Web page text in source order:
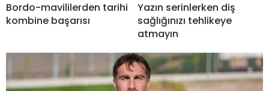
Bordo-mavililerden tarihi
kombine başarısı
Yazın serinlerken diş
sağlığınızı tehlikeye
atmayın